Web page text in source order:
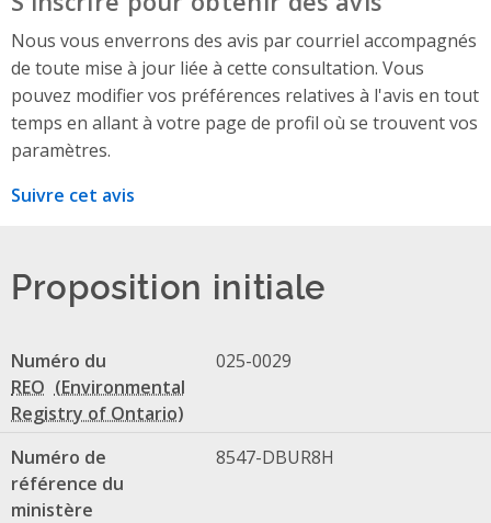
Nous vous enverrons des avis par courriel accompagnés
de toute mise à jour liée à cette consultation. Vous
pouvez modifier vos préférences relatives à l'avis en tout
temps en allant à votre page de profil où se trouvent vos
paramètres.
Suivre cet avis
Proposition initiale
Numéro du
REO
025-0029
Numéro de
référence du
ministère
8547-DBUR8H